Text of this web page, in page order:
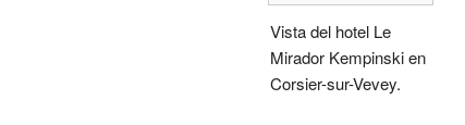
Vista del hotel Le
Mirador Kempinski en
Corsier-sur-Vevey.